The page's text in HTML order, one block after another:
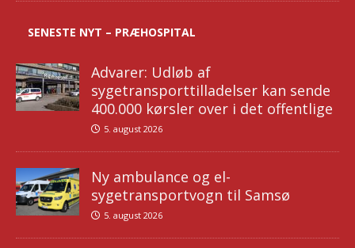
SENESTE NYT – PRÆHOSPITAL
Advarer: Udløb af
sygetransporttilladelser kan sende
400.000 kørsler over i det offentlige
5. august 2026
Ny ambulance og el-
sygetransportvogn til Samsø
5. august 2026